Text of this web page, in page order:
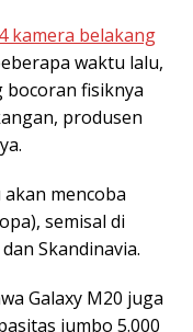
4 kamera belakang
waktu lalu,
bocoran fisiknya
produsen
mencoba
semisal di
Skandinavia.
Galaxy M20 juga
jumbo 5.000